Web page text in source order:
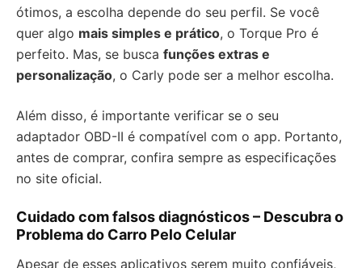
ótimos, a escolha depende do seu perfil. Se você
quer algo mais simples e prático, o Torque Pro é
perfeito. Mas, se busca funções extras e
personalização, o Carly pode ser a melhor escolha.
Além disso, é importante verificar se o seu
adaptador OBD-II é compatível com o app. Portanto,
antes de comprar, confira sempre as especificações
no site oficial.
Cuidado com falsos diagnósticos – Descubra o
Problema do Carro Pelo Celular
Apesar de esses aplicativos serem muito confiáveis,